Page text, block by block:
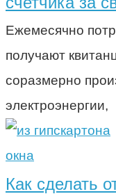
Ежемесячно
получают
соразмерно
электроэнергии,
окна
Как сделать